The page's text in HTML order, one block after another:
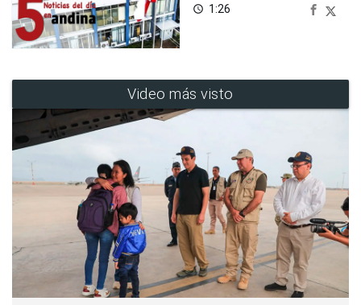
access_time 1:26
Video más visto